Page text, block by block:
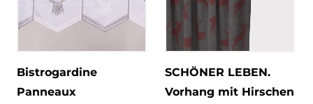
Bistrogardine
Panneaux
SCHÖNER LEBEN.
Vorhang mit Hirschen